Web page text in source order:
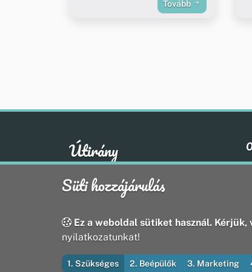
Tovább
Útirány
© 2026 Útirány Webmédia Bt. — Minden jog
Süti hozzájárulás
Ez a weboldal sütiket használ.
nyilatkozatunkat!
1. Szükséges 2. Beépülők 3. Marketing